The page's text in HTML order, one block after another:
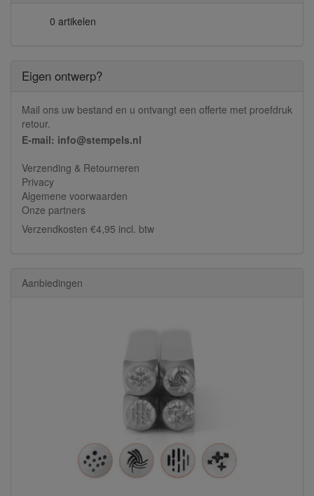
0 artikelen
Eigen ontwerp?
Mail ons uw bestand en u ontvangt een offerte met proefdruk
retour.
E-mail: info@stempels.nl
Verzending & Retourneren
Privacy
Algemene voorwaarden
Onze partners
Verzendkosten €4,95 incl. btw
Aanbiedingen